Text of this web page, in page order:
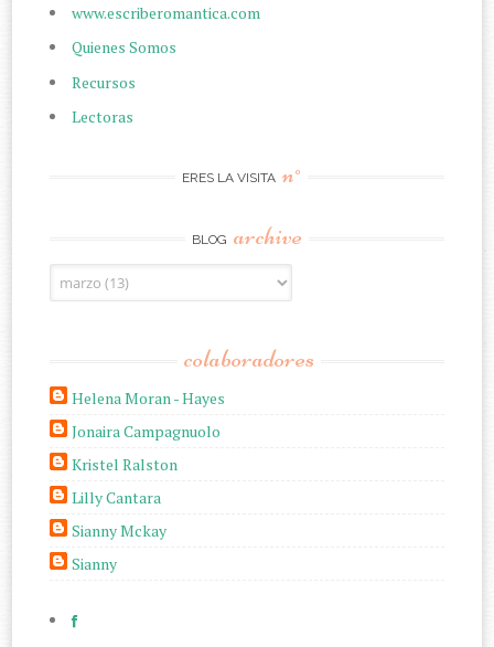
www.escriberomantica.com
Quienes Somos
Recursos
Lectoras
ERES LA VISITA n°
BLOG archive
colaboradores
Helena Moran - Hayes
Jonaira Campagnuolo
Kristel Ralston
Lilly Cantara
Sianny Mckay
Sianny